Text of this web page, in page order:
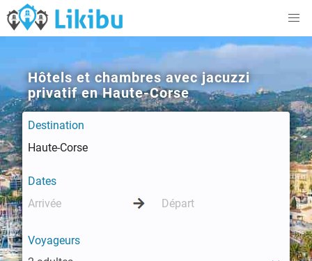
Hôtels et chambres avec jacuzzi
privatif en Haute-Corse
Destination
Dates
Voyageurs